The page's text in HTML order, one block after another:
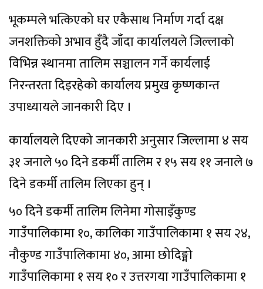
भूकम्पले भत्किएको घर एकैसाथ निर्माण गर्दा दक्ष
जनशक्तिको अभाव हुँदै जाँदा कार्यालयले जिल्लाको
विभिन्न स्थानमा तालिम सञ्चालन गर्ने कार्यलाई
निरन्तरता दिइरहेको कार्यालय प्रमुख कृष्णकान्त
उपाध्यायले जानकारी दिए ।
कार्यालयले दिएको जानकारी अनुसार जिल्लामा ४ सय
३१ जनाले ५० दिने डकर्मी तालिम र १५ सय ११ जनाले ७
दिने डकर्मी तालिम लिएका हुन् ।
५० दिने डकर्मी तालिम लिनेमा गोसाइँकुण्ड
गाउँपालिकामा १०, कालिका गाउँपालिकामा १ सय २४,
नौकुण्ड गाउँपालिकामा ४०, आमा छोदिङ्मो
गाउँपालिकामा १ सय १० र उत्तरगया गाउँपालिकामा १